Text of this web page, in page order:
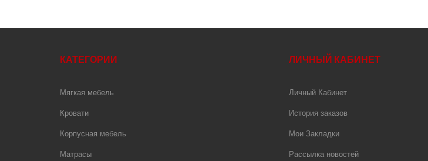
КАТЕГОРИИ
Мягкая мебель
Кровати
Корпусная мебель
Матрасы
ЛИЧНЫЙ КАБИНЕТ
Личный Кабинет
История заказов
Мои Закладки
Рассылка новостей